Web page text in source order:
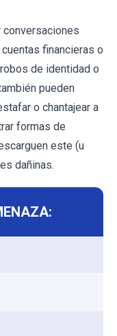
conversaciones
financieras o
de identidad o
pueden
o chantajear a
formas de
este (u
dañinas.